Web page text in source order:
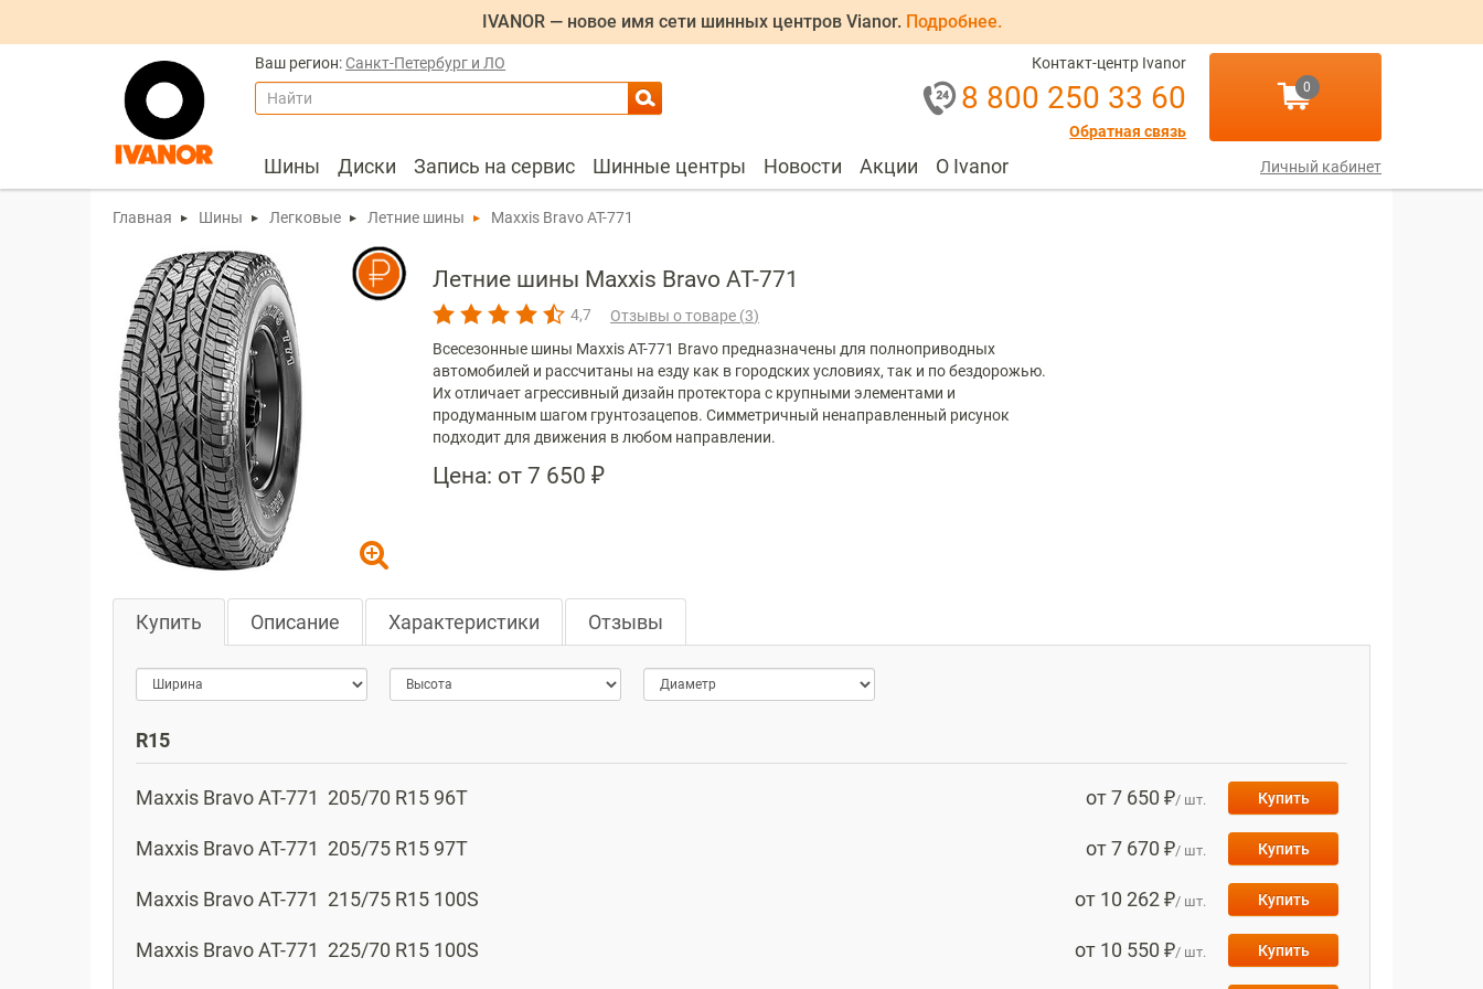
IVANOR — новое имя сети шинных центров Vianor. Подробнее.
Ваш регион:Санкт-Петербург и ЛО
Найти
Контакт-центр Ivanor
8 800 250 33 60
Обратная связь
0
Шины Диски Запись на сервис Шинные центры Новости Акции О Ivanor Личный кабинет
Главная Шины Легковые Летние шины Maxxis Bravo AT-771
Летние шины Maxxis Bravo AT-771
4,7 Отзывы о товаре (3)
Всесезонные шины Maxxis AT-771 Bravo предназначены для полноприводных
автомобилей и рассчитаны на езду как в городских условиях, так и по бездорожью.
Их отличает агрессивный дизайн протектора с крупными элементами и
продуманным шагом грунтозацепов. Симметричный ненаправленный рисунок
подходит для движения в любом направлении.
Цена: от 7 650 ₽
Купить Описание Характеристики Отзывы
Ширина >Высота >Диаметр
R15
Maxxis Bravo AT-771 205/70 R15 96T от 7 650 ₽/ шт. Купить
Maxxis Bravo AT-771 205/75 R15 97T от 7 670 ₽/ шт. Купить
Maxxis Bravo AT-771 215/75 R15 100S от 10 262 ₽/ шт. Купить
Maxxis Bravo AT-771 225/70 R15 100S от 10 550 ₽/ шт. Купить